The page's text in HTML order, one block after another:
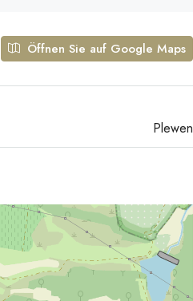
Öffnen Sie auf Google Maps
Plewen